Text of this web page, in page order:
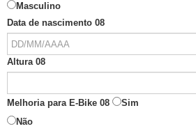
Masculino
Data de nascimento 08
Altura 08
Melhoria para E-Bike 08
Sim
Não